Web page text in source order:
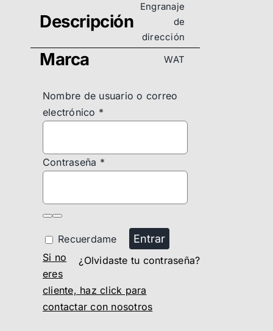
Descripción
Engranaje
de
dirección
Marca WAT
Nombre de usuario o correo
electrónico *
Contraseña *
Recuerdame Entrar
¿Olvidaste tu contraseña?
Si no
eres
cliente, haz click para
contactar con nosotros